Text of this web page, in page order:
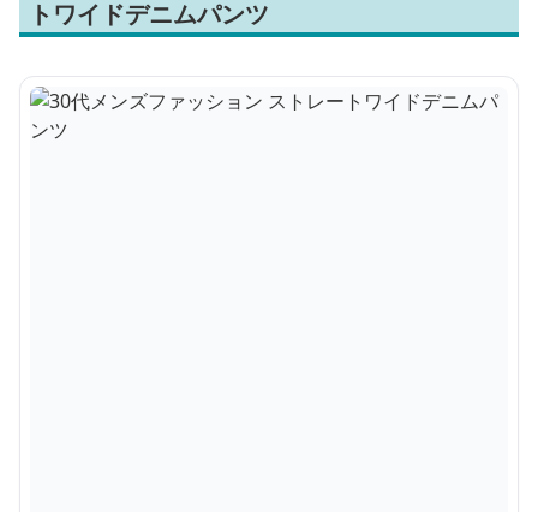
トワイドデニムパンツ